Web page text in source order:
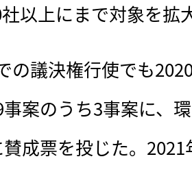
以上にまで対象を拡
の議決権行使でも
案のうち3事案に、
成票を投じた。